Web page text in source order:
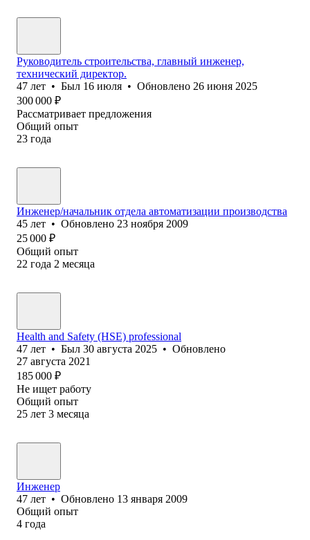
Руководитель строительства, главный инженер,
технический директор.
47 лет • Был 16 июля • Обновлено 26 июня 2025
300 000 ₽
Рассматривает предложения
Общий опыт
23 года
Инженер/начальник отдела автоматизации производства
45 лет • Обновлено 23 ноября 2009
25 000 ₽
Общий опыт
22 года 2 месяца
Health and Safety (HSE) professional
47 лет • Был 30 августа 2025 • Обновлено
27 августа 2021
185 000 ₽
Не ищет работу
Общий опыт
25 лет 3 месяца
Инженер
47 лет • Обновлено 13 января 2009
Общий опыт
4 года